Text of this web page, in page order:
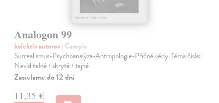
Analogon 99
kolektív autorov| Časopis
Surrealismus-Psychoanalýza-Antropologie-Příčné vědy. Téma čísla:
Neviditelné / skryté / tajné
Zasielame do 12 dní
11,35 €